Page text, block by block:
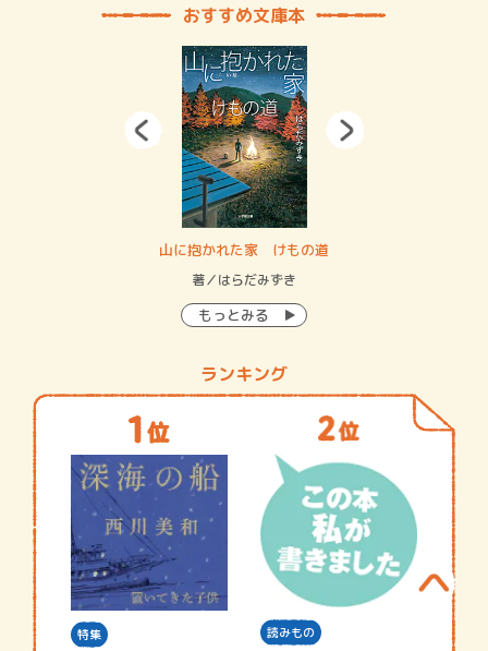
おすすめ文庫本
山に抱かれた家 けもの道
著／はらだみずき
もっとみる
ランキング
特集 読みもの